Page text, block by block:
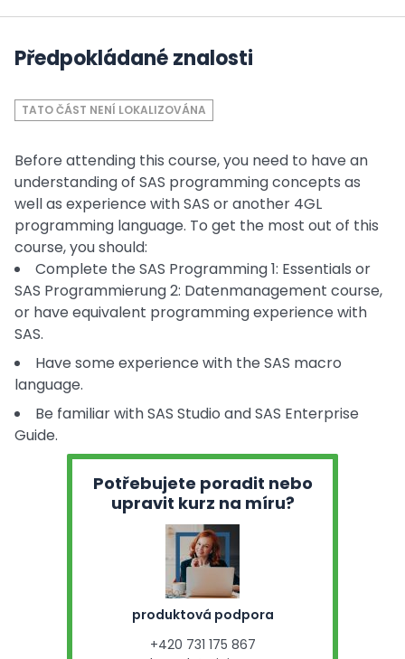
Předpokládané znalosti
TATO ČÁST NENÍ LOKALIZOVÁNA
Before attending this course, you need to have an
understanding of SAS programming concepts as
well as experience with SAS or another 4GL
programming language. To get the most out of this
course, you should:
Complete the SAS Programming 1: Essentials or
SAS Programmierung 2: Datenmanagement course,
or have equivalent programming experience with
SAS.
Have some experience with the SAS macro
language.
Be familiar with SAS Studio and SAS Enterprise
Guide.
Potřebujete poradit nebo
upravit kurz na míru?
produktová podpora
+420 731 175 867